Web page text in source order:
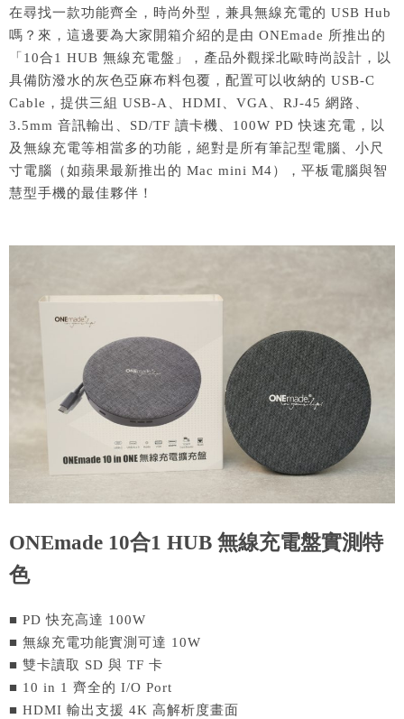
在尋找一款功能齊全，時尚外型，兼具無線充電的 USB Hub
嗎？來，這邊要為大家開箱介紹的是由 ONEmade 所推出的
「10合1 HUB 無線充電盤」，產品外觀採北歐時尚設計，以
具備防潑水的灰色亞麻布料包覆，配置可以收納的 USB-C
Cable，提供三組 USB-A、HDMI、VGA、RJ-45 網路、
3.5mm 音訊輸出、SD/TF 讀卡機、100W PD 快速充電，以
及無線充電等相當多的功能，絕對是所有筆記型電腦、小尺
寸電腦（如蘋果最新推出的 Mac mini M4），平板電腦與智
慧型手機的最佳夥伴！
ONEmade 10合1 HUB 無線充電盤實測特
色
■ PD 快充高達 100W
■ 無線充電功能實測可達 10W
■ 雙卡讀取 SD 與 TF 卡
■ 10 in 1 齊全的 I/O Port
■ HDMI 輸出支援 4K 高解析度畫面